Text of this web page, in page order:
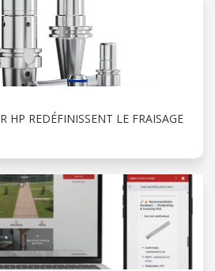
HP REDÉFINISSENT LE FRAISAGE